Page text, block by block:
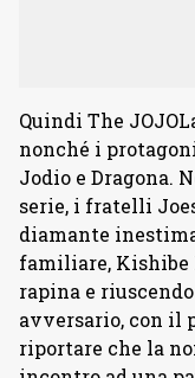
Quindi The
nonché i
Jodio e Dragona.
serie, i fratelli
diamante
familiare, Kishibe
rapina e
avversario, con il
riportare che la